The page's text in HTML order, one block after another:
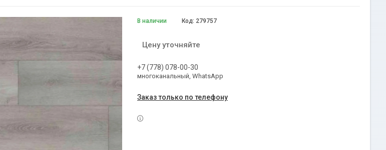
В наличии Код: 279757
Цену уточняйте
+7 (778) 078-00-30
многоканальный, WhatsApp
Заказ только по телефону